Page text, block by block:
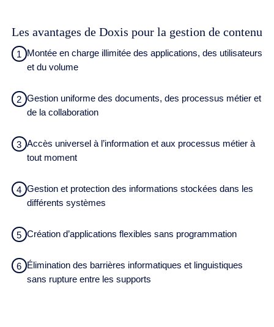
Les avantages de Doxis pour la gestion de contenu
1
Montée en charge illimitée des applications, des utilisateurs
et du volume
2 Gestion uniforme des documents, des processus métier et
de la collaboration
3 Accès universel à l’information et aux processus métier à
tout moment
4 Gestion et protection des informations stockées dans les
différents systèmes
5 Création d’applications flexibles sans programmation
6 Élimination des barrières informatiques et linguistiques
sans rupture entre les supports